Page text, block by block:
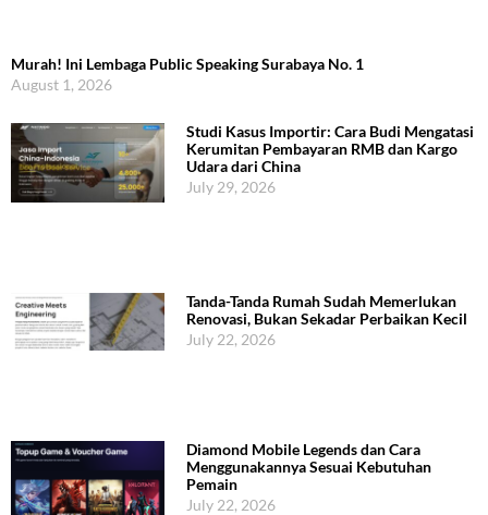
Murah! Ini Lembaga Public Speaking Surabaya No. 1
August 1, 2026
Studi Kasus Importir: Cara Budi Mengatasi
Kerumitan Pembayaran RMB dan Kargo
Udara dari China
July 29, 2026
Tanda-Tanda Rumah Sudah Memerlukan
Renovasi, Bukan Sekadar Perbaikan Kecil
July 22, 2026
Diamond Mobile Legends dan Cara
Menggunakannya Sesuai Kebutuhan
Pemain
July 22, 2026